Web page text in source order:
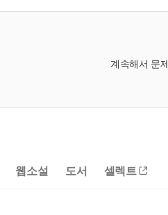
계속해서 문
웹소설 도서 셀렉트